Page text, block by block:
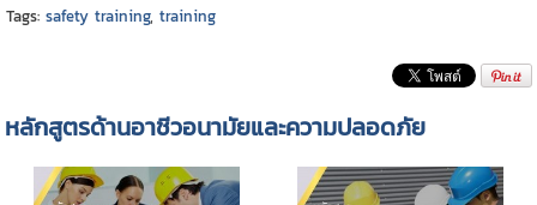
Tags: safety training, training
หลักสูตรด้านอาชีวอนามัยและความปลอดภัย